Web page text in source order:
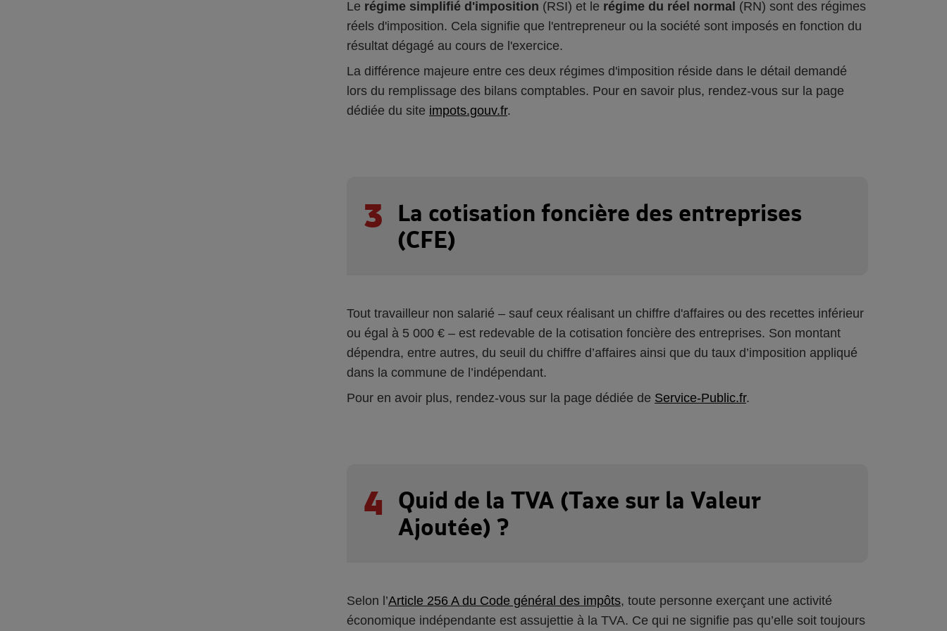
Le régime simplifié d'imposition (RSI) et le régime du réel normal (RN) sont des régimes
réels d'imposition. Cela signifie que l'entrepreneur ou la société sont imposés en fonction du
résultat dégagé au cours de l'exercice.
La différence majeure entre ces deux régimes d'imposition réside dans le détail demandé
lors du remplissage des bilans comptables. Pour en savoir plus, rendez-vous sur la page
dédiée du site impots.gouv.fr.
3
La cotisation foncière des entreprises
(CFE)
Tout travailleur non salarié – sauf ceux réalisant un chiffre d'affaires ou des recettes inférieur
ou égal à 5 000 € – est redevable de la cotisation foncière des entreprises. Son montant
dépendra, entre autres, du seuil du chiffre d’affaires ainsi que du taux d’imposition appliqué
dans la commune de l’indépendant.
Pour en avoir plus, rendez-vous sur la page dédiée de Service-Public.fr.
4
Quid de la TVA (Taxe sur la Valeur
Ajoutée) ?
Selon l’Article 256 A du Code général des impôts, toute personne exerçant une activité
économique indépendante est assujettie à la TVA. Ce qui ne signifie pas qu’elle soit toujours